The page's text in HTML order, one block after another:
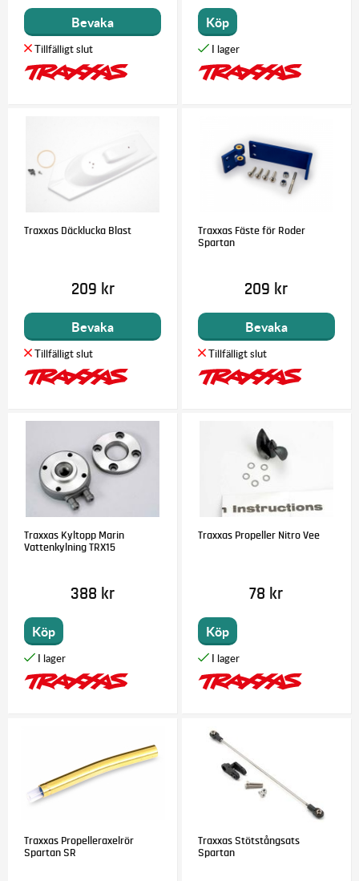
Bevaka Köp
Traxxas Däcklucka Blast
209 kr
Bevaka
Traxxas Fäste för Roder
Spartan
209 kr
Bevaka
Traxxas Kyltopp Marin
Vattenkylning TRX15
388 kr
Köp
Traxxas Propeller Nitro Vee
78 kr
Köp
Traxxas Propelleraxelrör
Spartan SR
Traxxas Stötstångsats
Spartan